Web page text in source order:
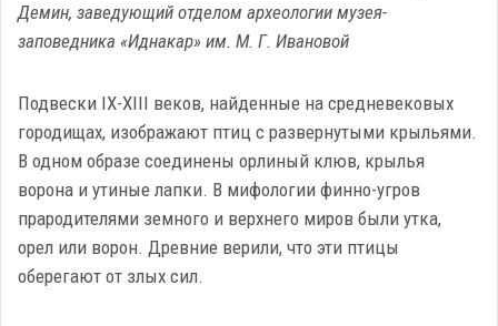
Демин, заведующий отделом археологии музея-
заповедника «Иднакар» им. М. Г. Ивановой
Подвески IX-XIII веков, найденные на средневековых
городищах, изображают птиц с развернутыми крыльями.
В одном образе соединены орлиный клюв, крылья
ворона и утиные лапки. В мифологии финно-угров
прародителями земного и верхнего миров были утка,
орел или ворон. Древние верили, что эти птицы
оберегают от злых сил.